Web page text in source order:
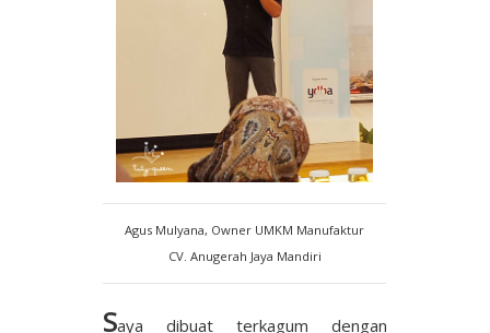
Agus Mulyana, Owner UMKM Manufaktur
CV. Anugerah Jaya Mandiri
Saya dibuat terkagum dengan